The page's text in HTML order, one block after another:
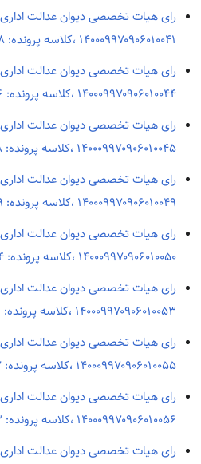
رای هیات تخصصی دیوان عدالت اداری
۱۴۰۰۰۹۹۷۰۹۰۶۰۱۰۰۴۱ ،کلاسه پرونده: ۹۸۰۴۳۹۸)
رای هیات تخصصی دیوان عدالت اداری
۱۴۰۰۰۹۹۷۰۹۰۶۰۱۰۰۴۴ ،کلاسه پرونده: ۹۸۰۳۹۰۶)
رای هیات تخصصی دیوان عدالت اداری
۱۴۰۰۰۹۹۷۰۹۰۶۰۱۰۰۴۵ ،کلاسه پرونده: ۹۹۰۱۷۷۸)
رای هیات تخصصی دیوان عدالت اداری
۱۴۰۰۰۹۹۷۰۹۰۶۰۱۰۰۴۹ ،کلاسه پرونده: ۹۸۰۳۷۸۹)
رای هیات تخصصی دیوان عدالت اداری
۱۴۰۰۰۹۹۷۰۹۰۶۰۱۰۰۵۰ ،کلاسه پرونده: ۹۹۰۰۰۲۴)
رای هیات تخصصی دیوان عدالت اداری
۱۴۰۰۰۹۹۷۰۹۰۶۰۱۰۰۵۳ ،کلاسه پرونده: ۹۹۰۲۳۰۱)
رای هیات تخصصی دیوان عدالت اداری
۱۴۰۰۰۹۹۷۰۹۰۶۰۱۰۰۵۵ ،کلاسه پرونده: ۹۷۰۱۹۸۲)
رای هیات تخصصی دیوان عدالت اداری
۱۴۰۰۰۹۹۷۰۹۰۶۰۱۰۰۵۶ ،کلاسه پرونده: ۹۸۰۰۹۸۳)
رای هیات تخصصی دیوان عدالت اداری